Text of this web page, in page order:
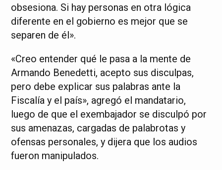
obsesiona. Si hay personas en otra lógica
diferente en el gobierno es mejor que se
separen de él».
«Creo entender qué le pasa a la mente de
Armando Benedetti, acepto sus disculpas,
pero debe explicar sus palabras ante la
Fiscalía y el país», agregó el mandatario,
luego de que el exembajador se disculpó por
sus amenazas, cargadas de palabrotas y
ofensas personales, y dijera que los audios
fueron manipulados.